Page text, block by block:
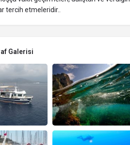
tercih etmeleridir..
Galerisi